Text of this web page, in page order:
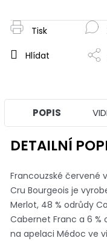
Tisk
Hlídat
POPIS
DETAILNÍ
Francouzské červené
Cru Bourgeois je
Merlot, 48 % odrůdy
Cabernet Franc a 6 %
na apelaci Médoc ve